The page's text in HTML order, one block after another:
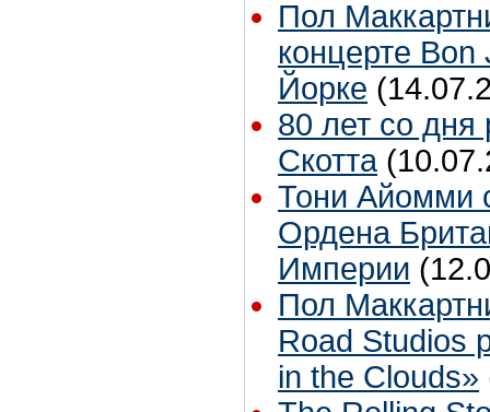
Пол
концерте
Йорке
80 лет со
Скотта
Тони Айомми
Ордена
Империи
Пол
Road Studios
in the Clouds»